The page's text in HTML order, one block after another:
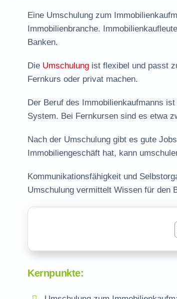
Eine Umschulung zum
Immobilienbranche.
Banken.
Die Umschulung ist flexibel und passt
Fernkurs oder privat machen.
Der Beruf des Immobilienkaufmanns
System. Bei Fernkursen sind es etwa
Nach der Umschulung gibt es gute
Immobiliengeschäft hat, kann
Kommunikationsfähigkeit und
Umschulung vermittelt Wissen für den
Kernpunkte: